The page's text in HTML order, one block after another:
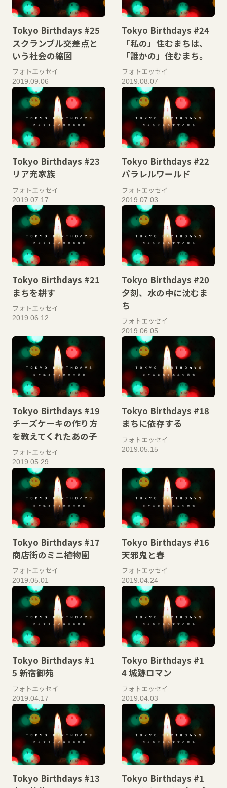
Tokyo Birthdays #25
スクランブル交差点と
いう社会の縮図
2019.09.06
フォトエッセイ
Tokyo Birthdays #24
「私の」住むまちは、
「誰かの」住むまち。
2019.08.07
フォトエッセイ
Tokyo Birthdays #23
リア充家族
2019.07.17
フォトエッセイ
Tokyo Birthdays #22
パラレルワールド
2019.07.03
フォトエッセイ
Tokyo Birthdays #21
まちを耕す
2019.06.12
フォトエッセイ
Tokyo Birthdays #20
夕刻、水の中に沈むま
ち
2019.06.05
フォトエッセイ
Tokyo Birthdays #19
チーズケーキの作り方
を教えてくれたあの子
2019.05.29
フォトエッセイ
Tokyo Birthdays #18
まちに依存する
2019.05.15
フォトエッセイ
Tokyo Birthdays #17
商店街のミニ植物園
2019.05.01
フォトエッセイ
Tokyo Birthdays #16
天邪鬼と春
2019.04.24
フォトエッセイ
Tokyo Birthdays #1
5 新宿御苑
2019.04.17
フォトエッセイ
Tokyo Birthdays #1
4 城跡ロマン
2019.04.03
フォトエッセイ
Tokyo Birthdays #13
Tokyo Birthdays #1